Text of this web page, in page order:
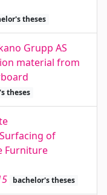
theses
Grupp AS
material from
theses
of
Furniture
bachelor's theses